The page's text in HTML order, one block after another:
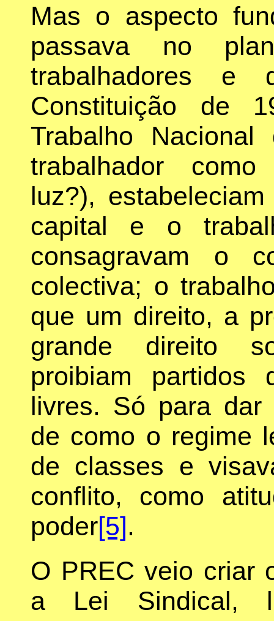
Mas o aspecto
passava no
trabalhadores e
Constituição de
Trabalho
trabalhador como
luz?),
capital e o
consagravam o
colectiva; o
que um direito, a
grande direito
proibiam partidos
livres. Só para dar
de como o regime
de classes e
conflito, como
poder[5].
O PREC veio criar
a Lei Sindical,